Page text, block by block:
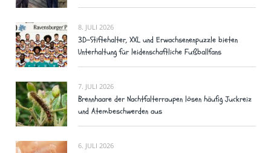
8. JULI 2026
3D-Stiftehalter, XXL und Erwachsenenpuzzle bieten
Unterhaltung für leidenschaftliche Fußballfans
7. JULI 2026
Brennhaare der Nachtfalterraupen lösen häufig Juckreiz
und Atembeschwerden aus
6. JULI 2026